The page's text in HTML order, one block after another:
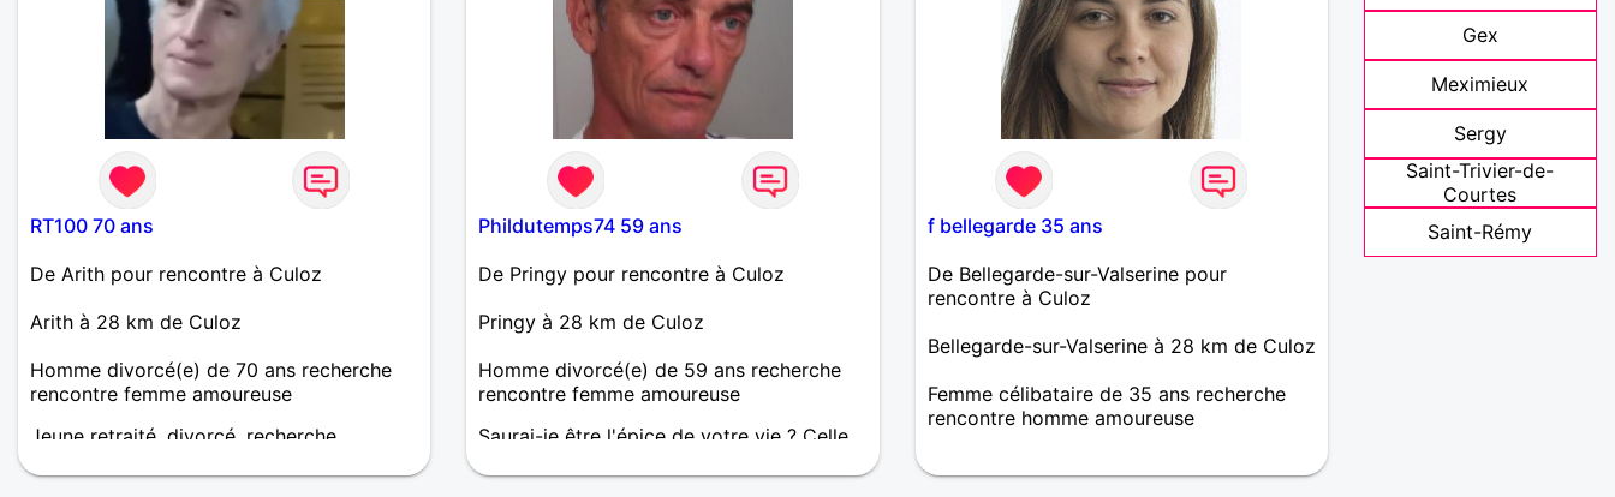
RT100 70 ans
De Arith pour rencontre à Culoz
Arith à 28 km de Culoz
Homme divorcé(e) de 70 ans recherche
rencontre femme amoureuse
Jeune retraité, divorcé, recherche
Phildutemps74 59 ans
De Pringy pour rencontre à Culoz
Pringy à 28 km de Culoz
Homme divorcé(e) de 59 ans recherche
rencontre femme amoureuse
Saurai-je être l'épice de votre vie ? Celle
quotidien, fera briller vos yeux, et
f bellegarde 35 ans
De Bellegarde-sur-Valserine pour
rencontre à Culoz
Bellegarde-sur-Valserine à 28 km de Culoz
Femme célibataire de 35 ans recherche
rencontre homme amoureuse
qu'en étant sincère et honnête.
Gex
Meximieux
Sergy
Saint-Trivier-de-
Courtes
Saint-Rémy